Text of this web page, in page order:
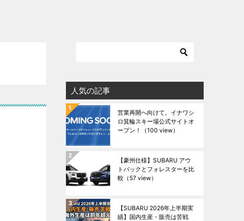
人気の記事
営業再開へ向けて。イナワシ
ロ箕輪スキー場公式サイトオ
ープン！
（100 view）
【豪州仕様】SUBARU アウ
トバックとフォレスターを比
較 （57 view）
【SUBARU 2026年上半期実
績】国内生産・販売は苦戦